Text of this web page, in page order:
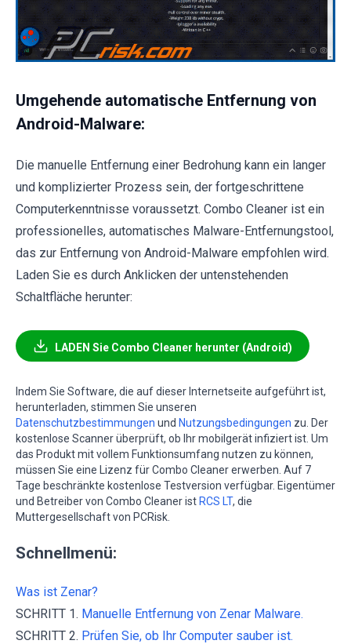
Umgehende automatische Entfernung von
Android-Malware:
Die manuelle Entfernung einer Bedrohung kann ein langer
und komplizierter Prozess sein, der fortgeschrittene
Computerkenntnisse voraussetzt. Combo Cleaner ist ein
professionelles, automatisches Malware-Entfernungstool,
das zur Entfernung von Android-Malware empfohlen wird.
Laden Sie es durch Anklicken der untenstehenden
Schaltfläche herunter:
LADEN Sie Combo Cleaner herunter (Android)
Indem Sie Software, die auf dieser Internetseite aufgeführt ist,
herunterladen, stimmen Sie unseren
Datenschutzbestimmungen und Nutzungsbedingungen zu. Der
kostenlose Scanner überprüft, ob Ihr mobilgerät infiziert ist. Um
das Produkt mit vollem Funktionsumfang nutzen zu können,
müssen Sie eine Lizenz für Combo Cleaner erwerben. Auf 7
Tage beschränkte kostenlose Testversion verfügbar. Eigentümer
und Betreiber von Combo Cleaner ist RCS LT, die
Muttergesellschaft von PCRisk.
Schnellmenü:
Was ist Zenar?
SCHRITT 1. Manuelle Entfernung von Zenar Malware.
SCHRITT 2. Prüfen Sie, ob Ihr Computer sauber ist.